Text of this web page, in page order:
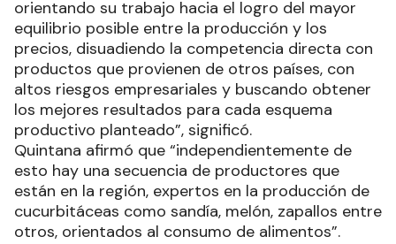
orientando su trabajo hacia el logro del mayor
equilibrio posible entre la producción y los
precios, disuadiendo la competencia directa con
productos que provienen de otros países, con
altos riesgos empresariales y buscando obtener
los mejores resultados para cada esquema
productivo planteado”, significó.
Quintana afirmó que “independientemente de
esto hay una secuencia de productores que
están en la región, expertos en la producción de
cucurbitáceas como sandía, melón, zapallos entre
otros, orientados al consumo de alimentos”.